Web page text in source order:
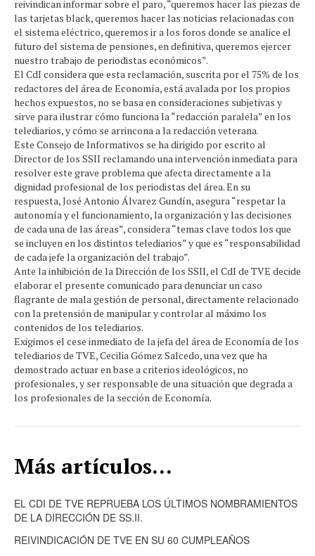
reivindican informar sobre el paro, “queremos hacer las piezas de
las tarjetas black, queremos hacer las noticias relacionadas con
el sistema eléctrico, queremos ir a los foros donde se analice el
futuro del sistema de pensiones, en definitiva, queremos ejercer
nuestro trabajo de periodistas económicos”.
El CdI considera que esta reclamación, suscrita por el 75% de los
redactores del área de Economía, está avalada por los propios
hechos expuestos, no se basa en consideraciones subjetivas y
sirve para ilustrar cómo funciona la “redacción paralela” en los
telediarios, y cómo se arrincona a la redacción veterana.
Este Consejo de Informativos se ha dirigido por escrito al
Director de los SSII reclamando una intervención inmediata para
resolver este grave problema que afecta directamente a la
dignidad profesional de los periodistas del área. En su
respuesta, José Antonio Álvarez Gundín, asegura “respetar la
autonomía y el funcionamiento, la organización y las decisiones
de cada una de las áreas”, considera “temas clave todos los que
se incluyen en los distintos telediarios” y que es “responsabilidad
de cada jefe la organización del trabajo”.
Ante la inhibición de la Dirección de los SSII, el CdI de TVE decide
elaborar el presente comunicado para denunciar un caso
flagrante de mala gestión de personal, directamente relacionado
con la pretensión de manipular y controlar al máximo los
contenidos de los telediarios.
Exigimos el cese inmediato de la jefa del área de Economía de los
telediarios de TVE, Cecilia Gómez Salcedo, una vez que ha
demostrado actuar en base a criterios ideológicos, no
profesionales, y ser responsable de una situación que degrada a
los profesionales de la sección de Economía.
Más artículos...
EL CDI DE TVE REPRUEBA LOS ÚLTIMOS NOMBRAMIENTOS
DE LA DIRECCIÓN DE SS.II.
REIVINDICACIÓN DE TVE EN SU 60 CUMPLEAÑOS